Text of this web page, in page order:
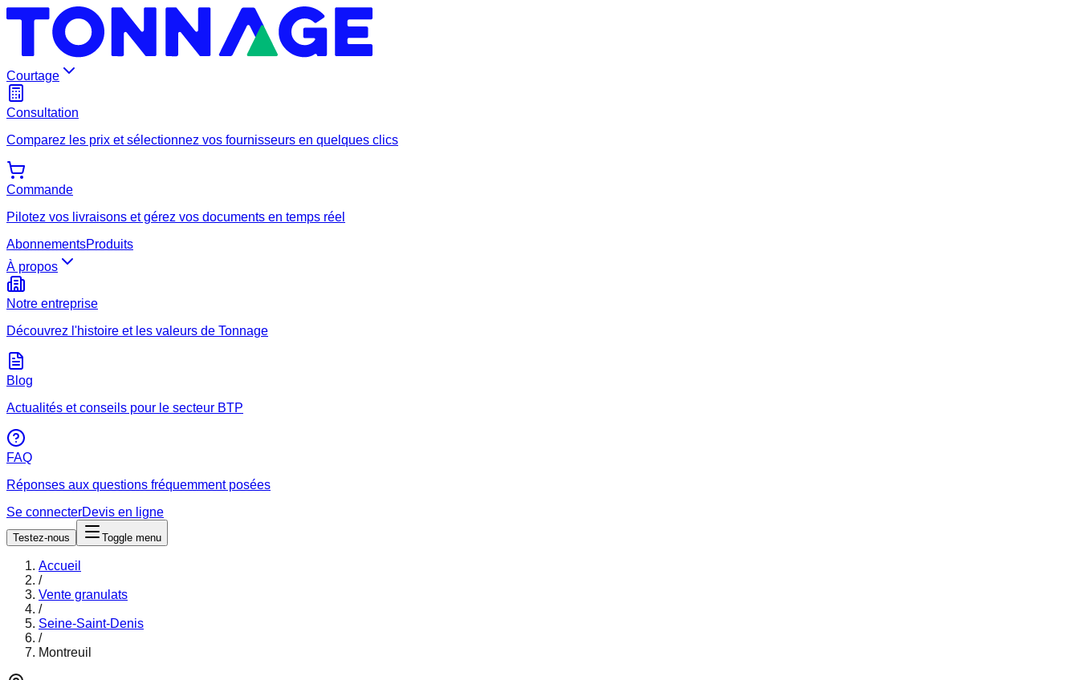
Courtage
Consultation
Comparez les prix et sélectionnez vos fournisseurs en quelques clics
Commande
Pilotez vos livraisons et gérez vos documents en temps réel
AbonnementsProduits
À propos
Notre entreprise
Découvrez l'histoire et les valeurs de Tonnage
Blog
Actualités et conseils pour le secteur BTP
FAQ
Réponses aux questions fréquemment posées
Se connecterDevis en ligne
Testez-nous Toggle menu
Accueil
/
Vente granulats
/
Seine-Saint-Denis
/
Montreuil